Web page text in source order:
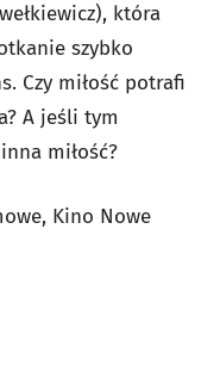
która
szybko
Czy miłość potrafi
A jeśli tym
miłość?
Kino Nowe